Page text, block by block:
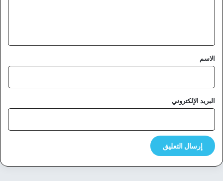
*
الاسم
البريد الإلكتروني